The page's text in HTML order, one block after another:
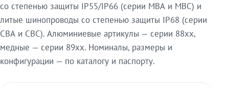
со степенью защиты IP55/IP66 (серии МВА и МВС) и
литые шинопроводы со степенью защиты IP68 (серии
СВА и СВС). Алюминиевые артикулы — серии 88xx,
медные — серии 89xx. Номиналы, размеры и
конфигурации — по каталогу и паспорту.